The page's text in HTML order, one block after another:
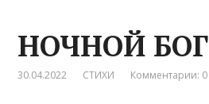
НОЧНОЙ БОГ
30.04.2022 СТИХИ Комментарии: 0